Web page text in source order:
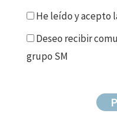
He leído y acepto
Deseo recibir
grupo SM